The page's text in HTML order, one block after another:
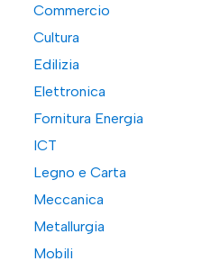
Commercio
Cultura
Edilizia
Elettronica
Fornitura Energia
ICT
Legno e Carta
Meccanica
Metallurgia
Mobili